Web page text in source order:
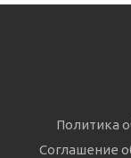
Политика
Соглашение